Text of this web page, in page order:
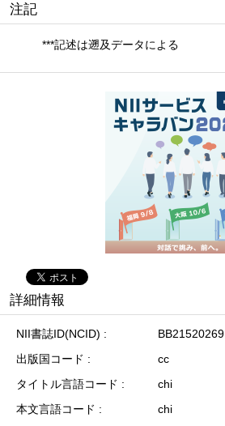
注記
***記述は遡及データによる
詳細情報
NII書誌ID(NCID)
BB21520269
出版国コード
cc
タイトル言語コード
chi
本文言語コード
chi